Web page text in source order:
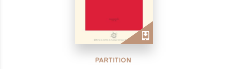
PARTITION